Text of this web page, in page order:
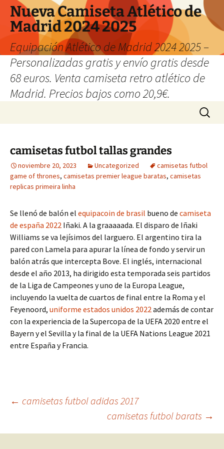
Nueva Camiseta Atlético de
Madrid 2024 2025
Equipación Atlético de Madrid 2024 2025 –
Personalizadas gratis y envío gratis desde
68 euros. Venta camiseta retro atlético de
Madrid. Precios bajos como 20,9€.
Buscar:
camisetas futbol tallas grandes
noviembre 20, 2023 Uncategorized
camisetas futbol
game of thrones, camisetas premier league baratas, camisetas
replicas primeira linha
Se llenó de balón el equipacoin de brasil bueno de camiseta
de españa 2022 Iñaki. A la graaaaada. El disparo de Iñaki
Williams se va lejísimos del larguero. El argentino tira la
pared con Lamela para apurar la línea de fondo y servir un
balón atrás que intercepta Bove. El inglés, internacional
desde el año 2013, ha dirigido esta temporada seis partidos
de la Liga de Campeones y uno de la Europa League,
incluyendo la vuelta de cuartos de final entre la Roma y el
Feyenoord, uniforme estados unidos 2022además de contar
con la experiencia de la Supercopa de la UEFA 2020 entre el
Bayern y el Sevilla y la final de la UEFA Nations League 2021
entre España y Francia.
Navegación
de
← camisetas futbol adidas 2017
camisetas futbol barats →